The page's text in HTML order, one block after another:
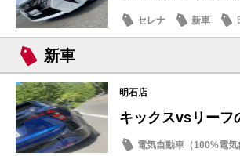
セレナ 新車
新車
明石店
キックスvsリーフ
電気自動車（100%電気